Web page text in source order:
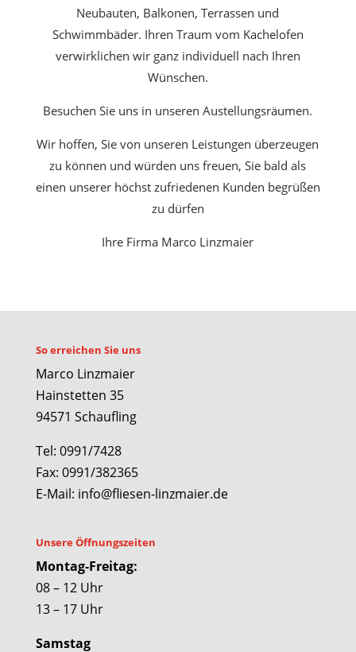
Neubauten, Balkonen, Terrassen und
Schwimmbäder. Ihren Traum vom Kachelofen
verwirklichen wir ganz individuell nach Ihren
Wünschen.
Besuchen Sie uns in unseren Austellungsräumen.
Wir hoffen, Sie von unseren Leistungen überzeugen
zu können und würden uns freuen, Sie bald als
einen unserer höchst zufriedenen Kunden begrüßen
zu dürfen
Ihre Firma Marco Linzmaier
So erreichen Sie uns
Marco Linzmaier
Hainstetten 35
94571 Schaufling
Tel: 0991/7428
Fax: 0991/382365
E-Mail: info@fliesen-linzmaier.de
Unsere Öffnungszeiten
Montag-Freitag:
08 – 12 Uhr
13 – 17 Uhr
Samstag